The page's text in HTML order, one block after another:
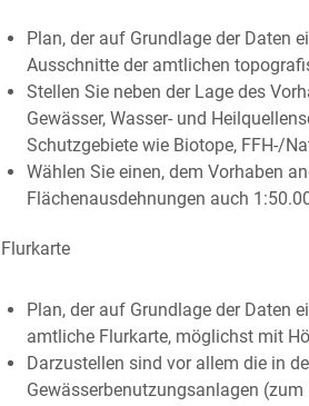
Plan, der auf Grundlage der Daten
Ausschnitte der amtlichen
Stellen Sie neben der Lage des
Gewässer, Wasser- und
Schutzgebiete wie Biotope, FFH-/
Wählen Sie einen, dem Vorhaben
Flächenausdehnungen auch
Flurkarte
Plan, der auf Grundlage der Daten
amtliche Flurkarte, möglichst mit
Darzustellen sind vor allem die in
Gewässerbenutzungsanlagen (zum